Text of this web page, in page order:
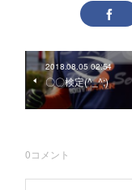
2018.08.05 02:54
〇〇検定(^_^;)
0コメント